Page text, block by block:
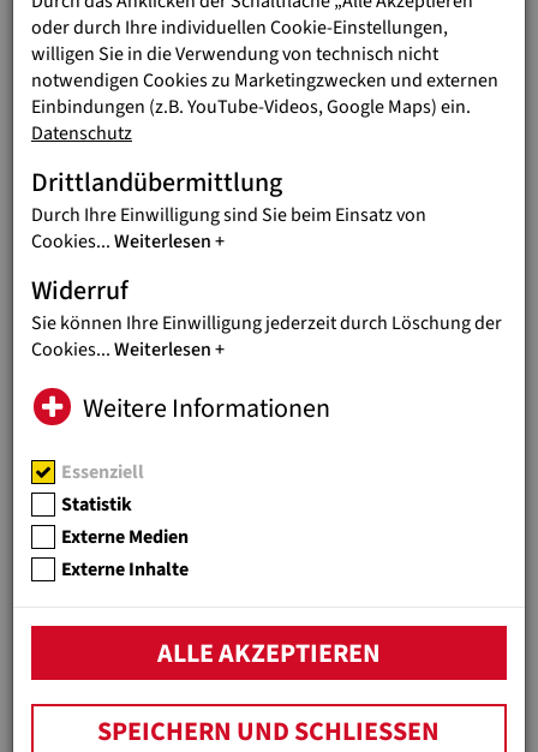
Don Bosco Schwestern (FMA)
Weltweit über 12.000 Schwestern in mehr als 90 Ländern -
Don Bosco Youth Net
Weltweites Netzwerk von Jugendinitiativen der Don Bosco
Bewegung -www.donboscoyouth.net
oder durch Ihre individuellen Cookie-Einstellungen,
willigen Sie in die Verwendung von technisch nicht
notwendigen Cookies zu Marketingzwecken und externen
Einbindungen (z.B. YouTube-Videos, Google Maps) ein.
Datenschutz
Drittlandübermittlung
Durch Ihre Einwilligung sind Sie beim Einsatz von
Cookies...Weiterlesen
Widerruf
Sie können Ihre Einwilligung jederzeit durch Löschung der
Cookies...Weiterlesen
Weitere Informationen
Essenziell
Statistik
Externe Medien
Externe Inhalte
ALLE AKZEPTIEREN
SPEICHERN UND SCHLIESSEN